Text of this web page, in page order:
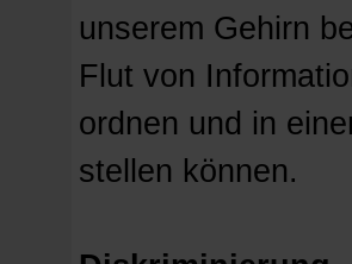
unserem Gehirn
Flut von
ordnen und in
stellen können.